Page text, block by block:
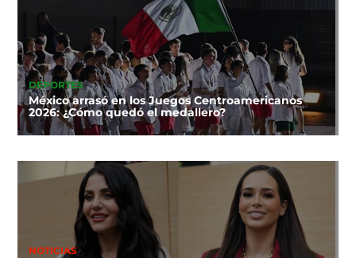
DEPORTES
México arrasó en los Juegos Centroamericanos
2026: ¿Cómo quedó el medallero?
NOTICIAS